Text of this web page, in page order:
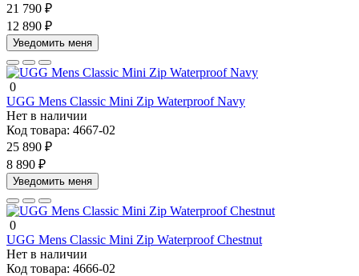
21 790 ₽
12 890 ₽
Уведомить меня
0
UGG Mens Classic Mini Zip Waterproof Navy
Нет в наличии
Код товара: 4667-02
25 890 ₽
8 890 ₽
Уведомить меня
0
UGG Mens Classic Mini Zip Waterproof Chestnut
Нет в наличии
Код товара: 4666-02